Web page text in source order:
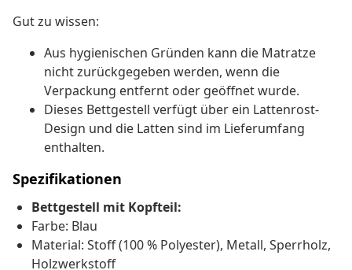
Gut zu wissen:
Aus hygienischen Gründen kann die Matratze
nicht zurückgegeben werden, wenn die
Verpackung entfernt oder geöffnet wurde.
Dieses Bettgestell verfügt über ein Lattenrost-
Design und die Latten sind im Lieferumfang
enthalten.
Spezifikationen
Bettgestell mit Kopfteil:
Farbe: Blau
Material: Stoff (100 % Polyester), Metall, Sperrholz,
Holzwerkstoff